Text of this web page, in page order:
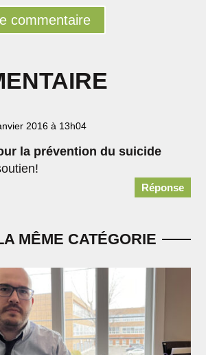
2016 à 13h04
la prévention du suicide
Réponse
commentaire
MÊME CATÉGORIE